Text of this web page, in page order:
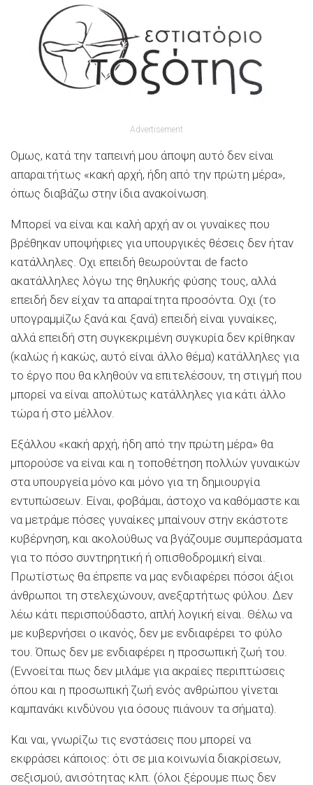
Advertisement
Ομως, κατά την ταπεινή μου άποψη αυτό δεν είναι
απαραιτήτως «κακή αρχή, ήδη από την πρώτη μέρα»,
όπως διαβάζω στην ίδια ανακοίνωση.
Μπορεί να είναι και καλή αρχή αν οι γυναίκες που
βρέθηκαν υποψήφιες για υπουργικές θέσεις δεν ήταν
κατάλληλες. Οχι επειδή θεωρούνται de facto
ακατάλληλες λόγω της θηλυκής φύσης τους, αλλά
επειδή δεν είχαν τα απαραίτητα προσόντα. Οχι (το
υπογραμμίζω ξανά και ξανά) επειδή είναι γυναίκες,
αλλά επειδή στη συγκεκριμένη συγκυρία δεν κρίθηκαν
(καλώς ή κακώς, αυτό είναι άλλο θέμα) κατάλληλες για
το έργο που θα κληθούν να επιτελέσουν, τη στιγμή που
μπορεί να είναι απολύτως κατάλληλες για κάτι άλλο
τώρα ή στο μέλλον.
Εξάλλου «κακή αρχή, ήδη από την πρώτη μέρα» θα
μπορούσε να είναι και η τοποθέτηση πολλών γυναικών
στα υπουργεία μόνο και μόνο για τη δημιουργία
εντυπώσεων. Είναι, φοβάμαι, άστοχο να καθόμαστε και
να μετράμε πόσες γυναίκες μπαίνουν στην εκάστοτε
κυβέρνηση, και ακολούθως να βγάζουμε συμπεράσματα
για το πόσο συντηρητική ή οπισθοδρομική είναι.
Πρωτίστως θα έπρεπε να μας ενδιαφέρει πόσοι άξιοι
άνθρωποι τη στελεχώνουν, ανεξαρτήτως φύλου. Δεν
λέω κάτι περισπούδαστο, απλή λογική είναι. Θέλω να
με κυβερνήσει ο ικανός, δεν με ενδιαφέρει το φύλο
του. Όπως δεν με ενδιαφέρει η προσωπική ζωή του.
(Εννοείται πως δεν μιλάμε για ακραίες περιπτώσεις
όπου και η προσωπική ζωή ενός ανθρώπου γίνεται
καμπανάκι κινδύνου για όσους πιάνουν τα σήματα).
Και ναι, γνωρίζω τις ενστάσεις που μπορεί να
εκφράσει κάποιος: ότι σε μια κοινωνία διακρίσεων,
σεξισμού, ανισότητας κλπ. (όλοι ξέρουμε πως δεν